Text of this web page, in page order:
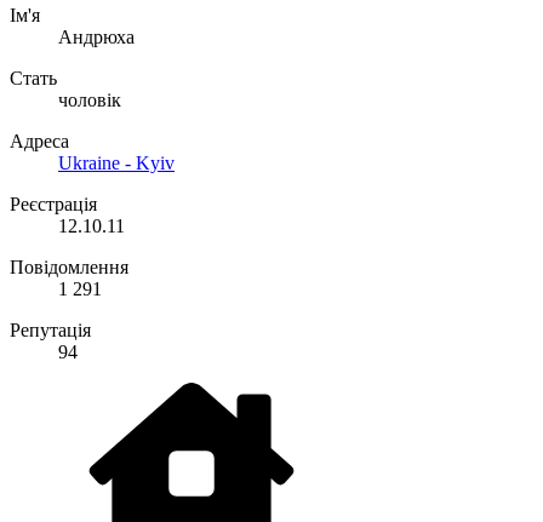
Ім'я
Андрюха
Стать
чоловік
Адреса
Ukraine - Kyiv
Реєстрація
12.10.11
Повідомлення
1 291
Репутація
94